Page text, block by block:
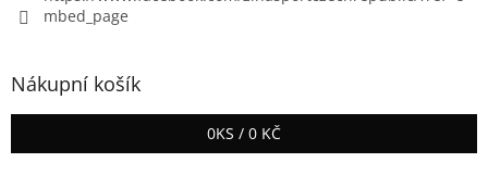
mbed_page
Nákupní košík
0KS / 0 KČ